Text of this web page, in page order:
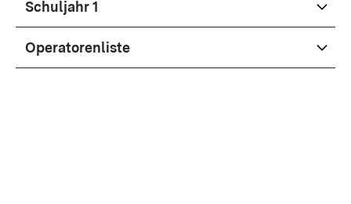
Schul­jahr 1
Ope­ra­to­ren­lis­te